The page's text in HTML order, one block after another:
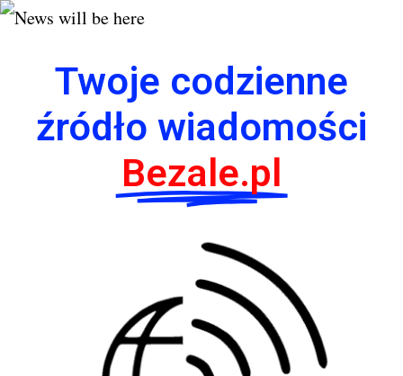
Twoje codzienne
źródło wiadomości
Bezale.pl